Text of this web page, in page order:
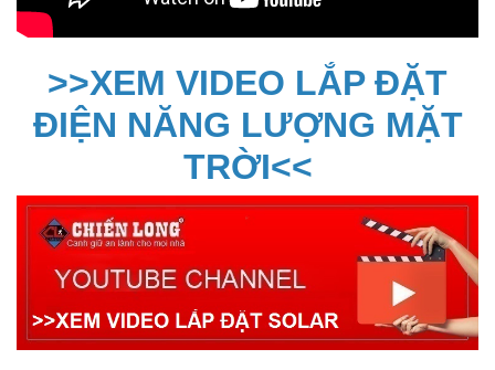
>>XEM VIDEO LẮP ĐẶT
ĐIỆN NĂNG LƯỢNG MẶT
TRỜI<<